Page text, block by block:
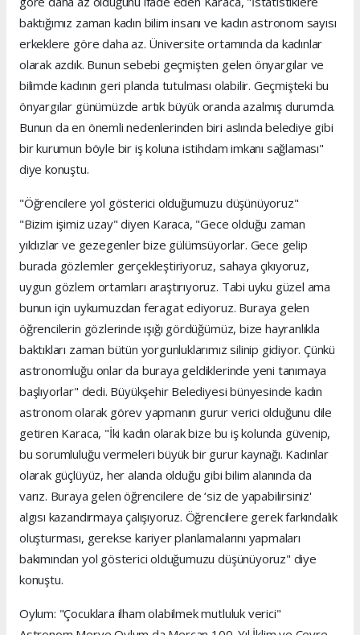
baktığımız zaman kadın bilim insanı ve kadın astronom sayısı
erkeklere göre daha az. Üniversite ortamında da kadınlar
olarak azdık. Bunun sebebi geçmişten gelen önyargılar ve
bilimde kadının geri planda tutulması olabilir. Geçmişteki bu
önyargılar günümüzde artık büyük oranda azalmış durumda.
Bunun da en önemli nedenlerinden biri aslında belediye gibi
bir kurumun böyle bir iş koluna istihdam imkanı sağlaması"
diye konuştu.
"Öğrencilere yol gösterici olduğumuzu düşünüyoruz"
"Bizim işimiz uzay" diyen Karaca, "Gece olduğu zaman
yıldızlar ve gezegenler bize gülümsüyorlar. Gece gelip
burada gözlemler gerçekleştiriyoruz, sahaya çıkıyoruz,
uygun gözlem ortamları araştırıyoruz. Tabi uyku güzel ama
bunun için uykumuzdan feragat ediyoruz. Buraya gelen
öğrencilerin gözlerinde ışığı gördüğümüz, bize hayranlıkla
baktıkları zaman bütün yorgunluklarımız silinip gidiyor. Çünkü
astronomluğu onlar da buraya geldiklerinde yeni tanımaya
başlıyorlar" dedi. Büyükşehir Belediyesi bünyesinde kadın
astronom olarak görev yapmanın gurur verici olduğunu dile
getiren Karaca, "İki kadın olarak bize bu iş kolunda güvenip,
bu sorumluluğu vermeleri büyük bir gurur kaynağı. Kadınlar
olarak güçlüyüz, her alanda olduğu gibi bilim alanında da
varız. Buraya gelen öğrencilere de ‘siz de yapabilirsiniz'
algısı kazandırmaya çalışıyoruz. Öğrencilere gerek farkındalık
oluşturması, gerekse kariyer planlamalarını yapmaları
bakımından yol gösterici olduğumuzu düşünüyoruz" diye
konuştu.
Oylum: "Çocuklara ilham olabilmek mutluluk verici"